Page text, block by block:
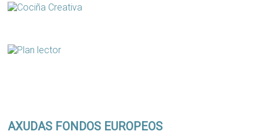
AXUDAS FONDOS EUROPEOS